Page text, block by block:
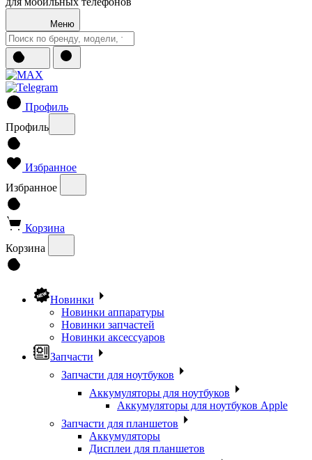
Меню
Профиль
Профиль
Избранное
Избранное
Корзина
Корзина
Новинки
Новинки аппаратуры
Новинки запчастей
Новинки аксессуаров
Запчасти
Запчасти для ноутбуков
Аккумуляторы для ноутбуков
Аккумуляторы для ноутбуков Apple
Запчасти для планшетов
Аккумуляторы
Дисплеи для планшетов